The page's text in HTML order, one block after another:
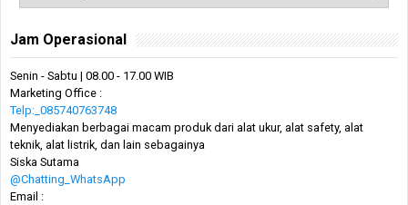
Jam Operasional
Senin - Sabtu | 08.00 - 17.00 WIB
Marketing Office :
Telp:_085740763748
Menyediakan berbagai macam produk dari alat ukur, alat safety, alat
teknik, alat listrik, dan lain sebagainya
Siska Sutama
@Chatting_WhatsApp
Email :